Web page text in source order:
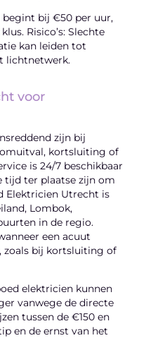
bij €50 per uur,
Risico’s: Slechte
kan leiden tot
lichtnetwerk.
voor
zijn bij
kortsluiting of
is 24/7 beschikbaar
tijd ter plaatse zijn om
Elektricien Utrecht is
Lombok,
in de regio.
een acuut
zoals bij kortsluiting of
elektricien kunnen
vanwege de directe
tussen de €150 en
en de ernst van het